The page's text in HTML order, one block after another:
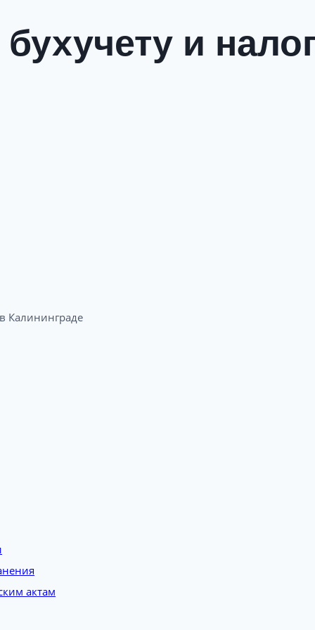
и
Калининграде​
актам